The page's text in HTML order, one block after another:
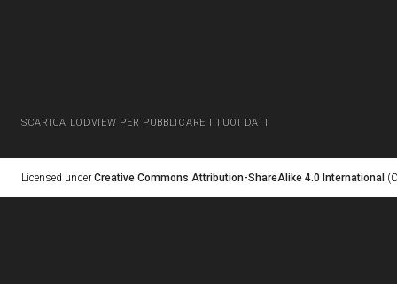
SCARICA LODVIEW PER PUBBLICARE I TUOI DATI
Licensed under Creative Commons Attribution-ShareAlike 4.0 International